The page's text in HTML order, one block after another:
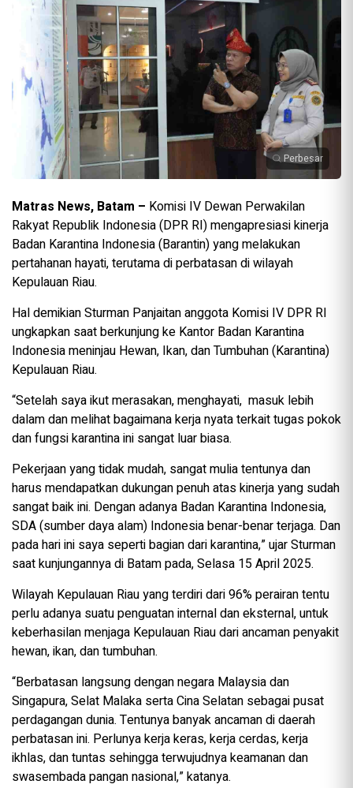
Perbesar
Matras News, Batam – Komisi IV Dewan Perwakilan
Rakyat Republik Indonesia (DPR RI) mengapresiasi kinerja
Badan Karantina Indonesia (Barantin) yang melakukan
pertahanan hayati, terutama di perbatasan di wilayah
Kepulauan Riau.
Hal demikian Sturman Panjaitan anggota Komisi IV DPR RI
ungkapkan saat berkunjung ke Kantor Badan Karantina
Indonesia meninjau Hewan, Ikan, dan Tumbuhan (Karantina)
Kepulauan Riau.
“Setelah saya ikut merasakan, menghayati, masuk lebih
dalam dan melihat bagaimana kerja nyata terkait tugas pokok
dan fungsi karantina ini sangat luar biasa.
Pekerjaan yang tidak mudah, sangat mulia tentunya dan
harus mendapatkan dukungan penuh atas kinerja yang sudah
sangat baik ini. Dengan adanya Badan Karantina Indonesia,
SDA (sumber daya alam) Indonesia benar-benar terjaga. Dan
pada hari ini saya seperti bagian dari karantina,” ujar Sturman
saat kunjungannya di Batam pada, Selasa 15 April 2025.
Wilayah Kepulauan Riau yang terdiri dari 96% perairan tentu
perlu adanya suatu penguatan internal dan eksternal, untuk
keberhasilan menjaga Kepulauan Riau dari ancaman penyakit
hewan, ikan, dan tumbuhan.
“Berbatasan langsung dengan negara Malaysia dan
Singapura, Selat Malaka serta Cina Selatan sebagai pusat
perdagangan dunia. Tentunya banyak ancaman di daerah
perbatasan ini. Perlunya kerja keras, kerja cerdas, kerja
ikhlas, dan tuntas sehingga terwujudnya keamanan dan
swasembada pangan nasional,” katanya.